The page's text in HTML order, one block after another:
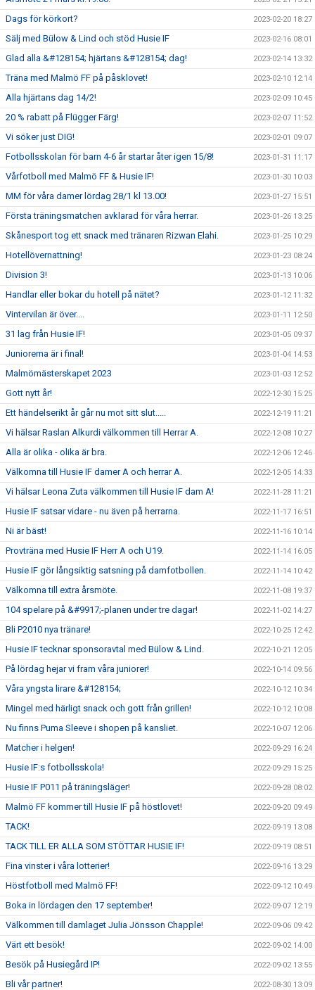
Dags för körkort? 2023-02-20 18:27
Sälj med Bülow & Lind och stöd Husie IF 2023-02-16 08:01
Glad alla &#128154; hjärtans &#128154; dag! 2023-02-14 13:32
Träna med Malmö FF på påsklovet! 2023-02-10 12:14
Alla hjärtans dag 14/2! 2023-02-09 10:45
20 % rabatt på Flügger Färg! 2023-02-07 11:52
Vi söker just DIG! 2023-02-01 09:07
Fotbollsskolan för barn 4-6 år startar åter igen 15/8! 2023-01-31 11:17
Vårfotboll med Malmö FF & Husie IF! 2023-01-30 10:03
MM för våra damer lördag 28/1 kl 13.00! 2023-01-27 15:51
Första träningsmatchen avklarad för våra herrar. 2023-01-26 13:25
Skånesport tog ett snack med tränaren Rizwan Elahi. 2023-01-25 10:29
Hotellövernattning! 2023-01-23 08:24
Division 3! 2023-01-13 10:06
Handlar eller bokar du hotell på nätet? 2023-01-12 11:32
Vintervilan är över.... 2023-01-11 12:50
31 lag från Husie IF! 2023-01-05 09:37
Juniorerna är i final! 2023-01-04 14:53
Malmömästerskapet 2023 2023-01-03 12:52
Gott nytt år! 2022-12-30 15:25
Ett händelserikt år går nu mot sitt slut..... 2022-12-19 11:21
Vi hälsar Raslan Alkurdi välkommen till Herrar A. 2022-12-08 10:27
Alla är olika - olika är bra. 2022-12-06 12:46
Välkomna till Husie IF damer A och herrar A. 2022-12-05 14:33
Vi hälsar Leona Zuta välkommen till Husie IF dam A! 2022-11-28 11:21
Husie IF satsar vidare - nu även på herrarna. 2022-11-17 16:51
Ni är bäst! 2022-11-16 10:14
Provträna med Husie IF Herr A och U19. 2022-11-14 16:05
Husie IF gör långsiktig satsning på damfotbollen. 2022-11-14 10:42
Välkomna till extra årsmöte. 2022-11-08 19:37
104 spelare på &#9917;-planen under tre dagar! 2022-11-02 14:27
Bli P2010 nya tränare! 2022-10-25 12:42
Husie IF tecknar sponsoravtal med Bülow & Lind. 2022-10-21 12:05
På lördag hejar vi fram våra juniorer! 2022-10-14 09:56
Våra yngsta lirare &#128154; 2022-10-12 10:34
Mingel med härligt snack och gott från grillen! 2022-10-12 10:08
Nu finns Puma Sleeve i shopen på kansliet. 2022-10-07 12:06
Matcher i helgen! 2022-09-29 16:24
Husie IF:s fotbollsskola! 2022-09-29 15:25
Husie IF P011 på träningsläger! 2022-09-28 08:02
Malmö FF kommer till Husie IF på höstlovet! 2022-09-20 09:49
TACK! 2022-09-19 13:08
TACK TILL ER ALLA SOM STÖTTAR HUSIE IF! 2022-09-19 08:51
Fina vinster i våra lotterier! 2022-09-16 13:29
Höstfotboll med Malmö FF! 2022-09-12 10:49
Boka in lördagen den 17 september! 2022-09-07 12:19
Välkommen till damlaget Julia Jönsson Chapple! 2022-09-06 09:42
Värt ett besök! 2022-09-02 14:00
Besök på Husiegård IP! 2022-09-02 13:55
Bli vår partner! 2022-08-30 13:09